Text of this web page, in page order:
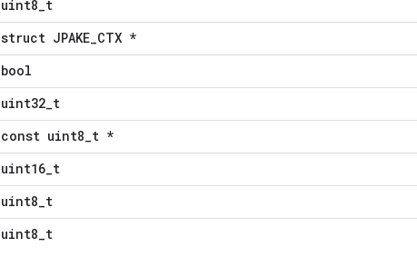
uint8_t
struct JPAKE_CTX *
bool
uint32_t
const uint8_t *
uint16_t
uint8_t
uint8_t